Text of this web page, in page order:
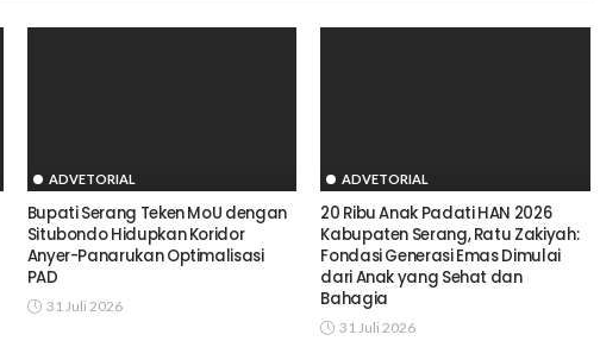
ADVETORIAL
Bupati Serang Teken MoU dengan
Situbondo Hidupkan Koridor
Anyer-Panarukan Optimalisasi
PAD
31 Juli 2026
ADVETORIAL
20 Ribu Anak Padati HAN 2026
Kabupaten Serang, Ratu Zakiyah:
Fondasi Generasi Emas Dimulai
dari Anak yang Sehat dan
Bahagia
31 Juli 2026